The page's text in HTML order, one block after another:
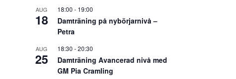
AUG
18
18:00 - 19:00
Damträning på nybörjarnivå –
Petra
AUG
25
18:30 -20:30
Damträning Avancerad nivå med
GM Pia Cramling